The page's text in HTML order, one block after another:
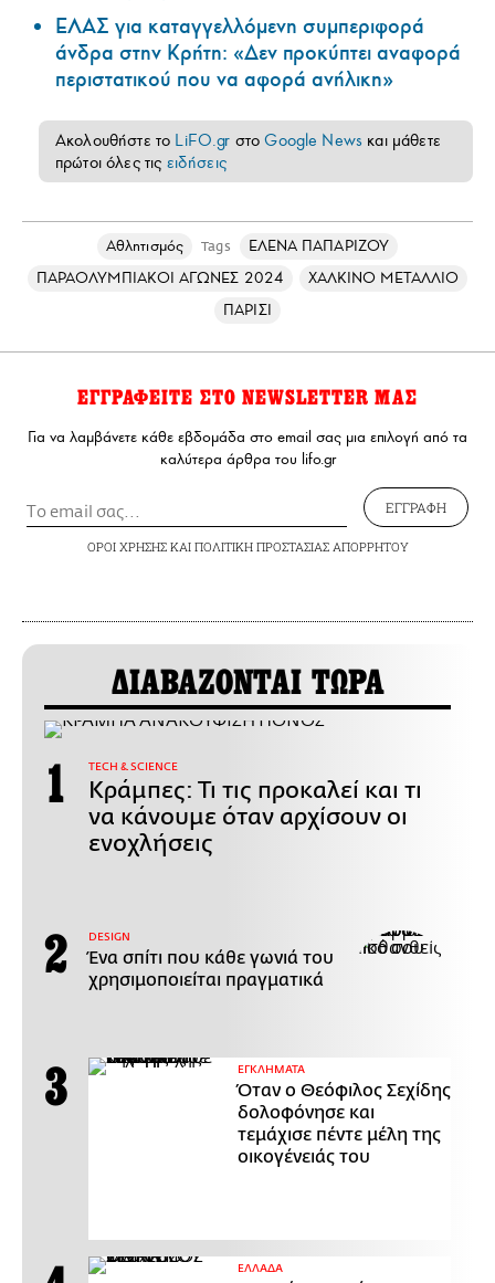
ΕΛΑΣ για καταγγελλόμενη συμπεριφορά
άνδρα στην Κρήτη: «Δεν προκύπτει αναφορά
περιστατικού που να αφορά ανήλικη»
Ακολουθήστε το LiFO.gr στοGoogle News και μάθετε
πρώτοι όλες τις ειδήσεις
Αθλητισμός Tags
ΕΛΕΝΑ ΠΑΠΑΡΙΖΟΥ
ΠΑΡΑΟΛΥΜΠΙΑΚΟΙ ΑΓΩΝΕΣ 2024
ΧΑΛΚΙΝΟ ΜΕΤΑΛΛΙΟ
ΠΑΡΙΣΙ
ΕΓΓΡΑΦΕΙΤΕ ΣΤΟ NEWSLETTER ΜΑΣ
Για να λαμβάνετε κάθε εβδομάδα στο email σας μια επιλογή από τα
καλύτερα άρθρα του lifo.gr
ΕΓΓΡΑΦΗ
ΟΡΟΙ ΧΡΗΣΗΣΚΑΙ ΠΟΛΙΤΙΚΗ ΠΡΟΣΤΑΣΙΑΣ ΑΠΟΡΡΗΤΟΥ
ΔΙΑΒΑΖΟΝΤΑΙ ΤΩΡΑ
ΤECH & SCIENCE
Κράμπες: Τι τις προκαλεί και τι
να κάνουμε όταν αρχίσουν οι
ενοχλήσεις
DESIGN
Ένα σπίτι που κάθε γωνιά του
χρησιμοποιείται πραγματικά
ΕΓΚΛΗΜΑΤΑ
Όταν ο Θεόφιλος Σεχίδης
δολοφόνησε και
τεμάχισε πέντε μέλη της
οικογένειάς του
ΕΛΛΑΔΑ